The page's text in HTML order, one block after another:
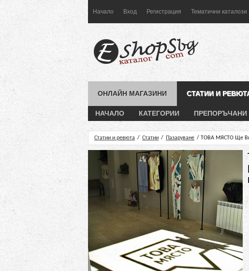
Начало Вход Регистрация Тематични каталози
ОНЛАЙН МАГАЗИНИ СТАТИИ И
НАЧАЛО КАТЕГОРИИ ПРЕПОРЪЧАНИ
Статии и ревюта / Статии / Пазаруване / ТОВА МЯСТО Ще Ви